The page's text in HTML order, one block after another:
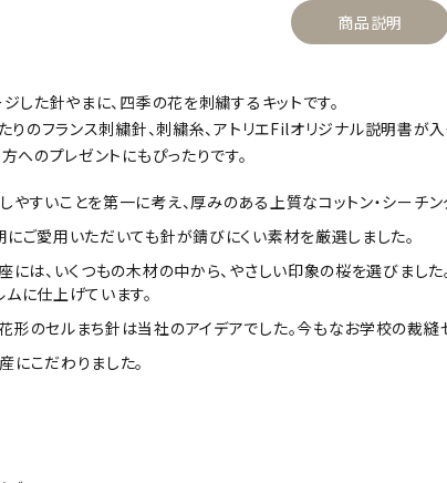
商品説明
した針やまに、四季の花を刺繍するキットです。
りのフランス刺繍針、刺繍糸、アトリエFilオリジナル説明書が入
へのプレゼントにもぴったりです。
やすいことを第一に考え、厚みのある上質なコットン・シーチ
にご愛用いただいても針が錆びにくい素材を厳選しました。
座には、いくつもの木材の中から、やさしい印象の桜を選びま
に仕上げています。
形のセルまち針は当社のアイデアでした。今もなお学校の裁縫セ
にこだわりました。